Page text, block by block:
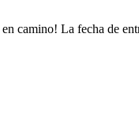
camino! La fecha de